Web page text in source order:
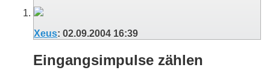
Xeus: 02.09.2004 16:39
Eingangsimpulse zählen